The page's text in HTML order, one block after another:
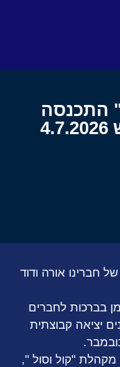
התכנסה
חברינו אורה ודוד
בברכות לחברים
יציאה קבוצתית
מקהלת "קול וסול ",